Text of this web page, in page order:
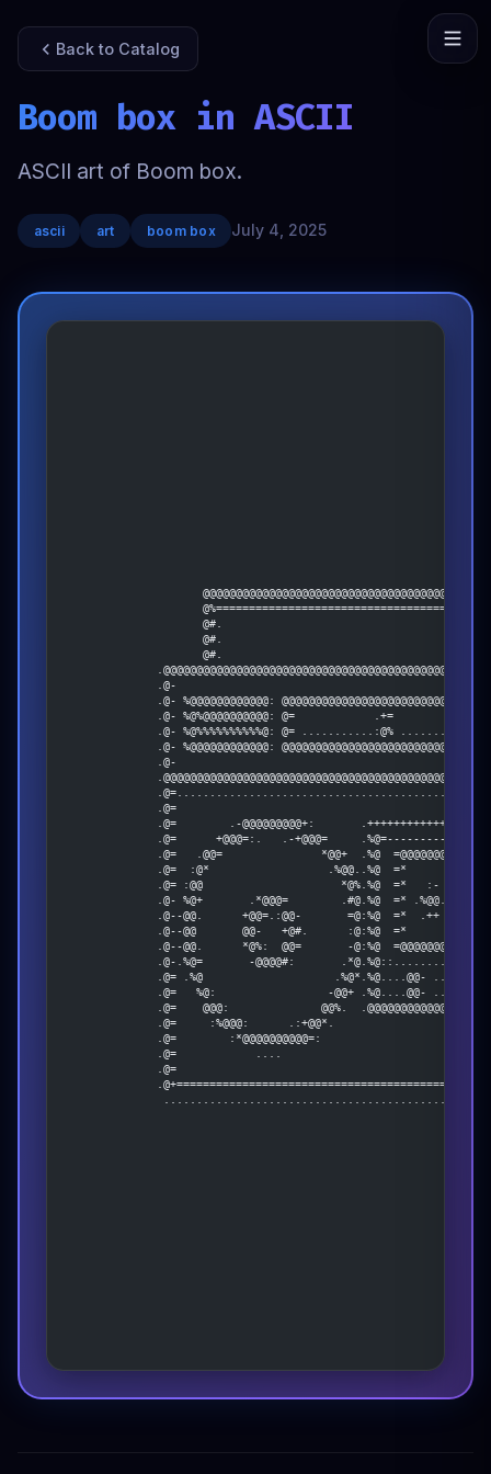
Back to Catalog
Boom box in ASCII
ASCII art of Boom box.
ascii art boom box July 4, 2025
@#.
@#.
@#.
.@-
.@- %@@@@@@@@@@@@:
.@- %@%@@@@@@@@@@: @=            .+=
.@- %@%%%%%%%%%%@: @= ...........:@%
.@- %@@@@@@@@@@@@:
.@-
.@=
.@=        .-@@@@@@@@@+:
.@=      +@@@=:.   .-+@@@=
.@=   .@@=               *@@+  .%@
.@=  :@*                  .%@@..%@  =*
.@= :@@                     *@%.%@  =*
.@- %@+       .*@@@=        .#@.%@  =*
.@--@@.      +@@=.:@@-       =@:%@  =*
.@--@@       @@-   +@#.      :@:%@  =*
.@--@@.      *@%:  @@=       -@:%@
.@-.%@=       -@@@@#:
.@= .%@                    .%@*.%@....@@-
.@=   %@:                 -@@+ .%@....@@-
.@=    @@@:              @@%.
.@=     :%@@@:      .:+@@*.
.@=        :*@@@@@@@@@@=:
.@=            ....
.@=